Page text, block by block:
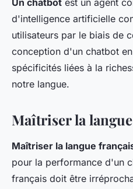
Les clés pour
chatbot
performant
pascale•18 mars 2024• 3 min
Un chatbot est un agent
d'intelligence artificielle
utilisateurs par le biais de
conception d'un chatbot
spécificités liées à la
notre langue.
Maîtriser la
Maîtriser la langue
pour la performance d'un
français doit être